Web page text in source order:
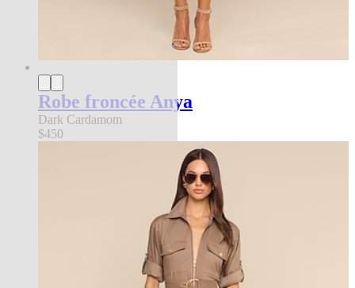
Robe froncée Anya
Dark Cardamom
$450